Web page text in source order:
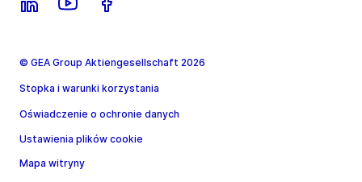
© GEA Group Aktiengesellschaft 2026
Stopka i warunki korzystania
Oświadczenie o ochronie danych
Ustawienia plików cookie
Mapa witryny